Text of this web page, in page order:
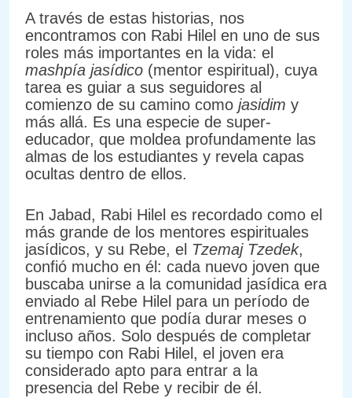
A través de estas historias, nos
encontramos con Rabi Hilel en uno de sus
roles más importantes en la vida: el
mashpía jasídico (mentor espiritual), cuya
tarea es guiar a sus seguidores al
comienzo de su camino como jasidim y
más allá. Es una especie de super-
educador, que moldea profundamente las
almas de los estudiantes y revela capas
ocultas dentro de ellos.
En Jabad, Rabi Hilel es recordado como el
más grande de los mentores espirituales
jasídicos, y su Rebe, el Tzemaj Tzedek,
confió mucho en él: cada nuevo joven que
buscaba unirse a la comunidad jasídica era
enviado al Rebe Hilel para un período de
entrenamiento que podía durar meses o
incluso años. Solo después de completar
su tiempo con Rabi Hilel, el joven era
considerado apto para entrar a la
presencia del Rebe y recibir de él.